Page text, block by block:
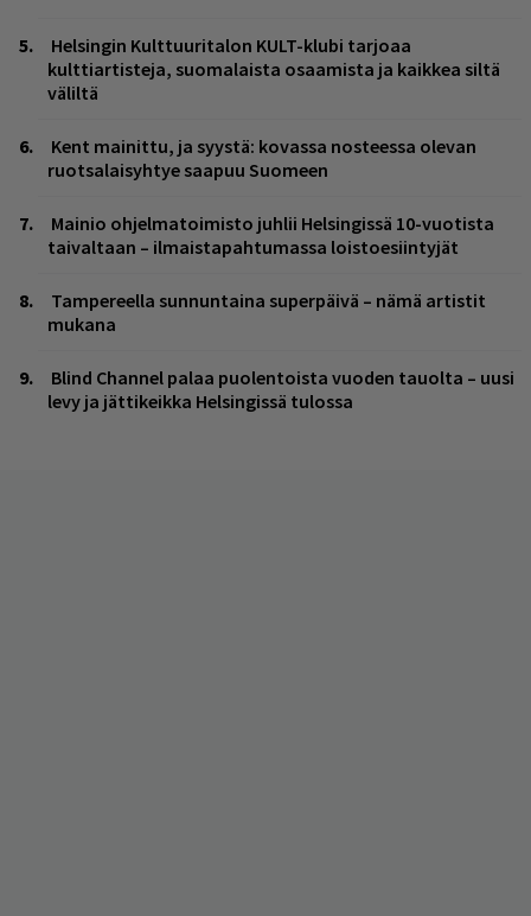
Helsingin Kulttuuritalon KULT-klubi tarjoaa
kulttiartisteja, suomalaista osaamista ja kaikkea siltä
väliltä
Kent mainittu, ja syystä: kovassa nosteessa olevan
ruotsalaisyhtye saapuu Suomeen
Mainio ohjelmatoimisto juhlii Helsingissä 10-vuotista
taivaltaan – ilmaistapahtumassa loistoesiintyjät
Tampereella sunnuntaina superpäivä – nämä artistit
mukana
Blind Channel palaa puolentoista vuoden tauolta – uusi
levy ja jättikeikka Helsingissä tulossa